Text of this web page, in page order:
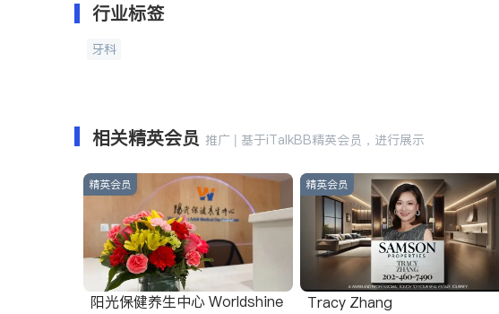
行业标签
牙科
相关精英会员 推广 | 基于iTalkBB精英会员，进行展示
精英会员
阳光保健养生中心 Worldshine
精英会员
Tracy Zhang